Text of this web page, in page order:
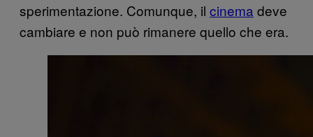
sperimentazione. Comunque, il cinema deve
cambiare e non può rimanere quello che era.